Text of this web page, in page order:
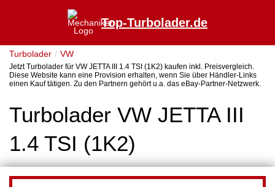
Top-Turbolader.de
Turbolader VW
Jetzt Turbolader für VW JETTA III 1.4 TSI (1K2) kaufen inkl. Preisvergleich.
Diese Website kann eine Provision erhalten, wenn Sie über Händler-Links
einen Kauf tätigen. Zu den Partnern gehört u.a. das eBay-Partner-Netzwerk.
Turbolader VW JETTA III
1.4 TSI (1K2)